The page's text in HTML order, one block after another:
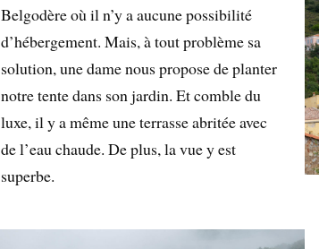
Belgodère où il n’y a aucune possibilité
d’hébergement. Mais, à tout problème sa
solution, une dame nous propose de planter
notre tente dans son jardin. Et comble du
luxe, il y a même une terrasse abritée avec
de l’eau chaude. De plus, la vue y est
superbe.